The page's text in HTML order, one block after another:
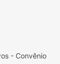
testado
- Convênio